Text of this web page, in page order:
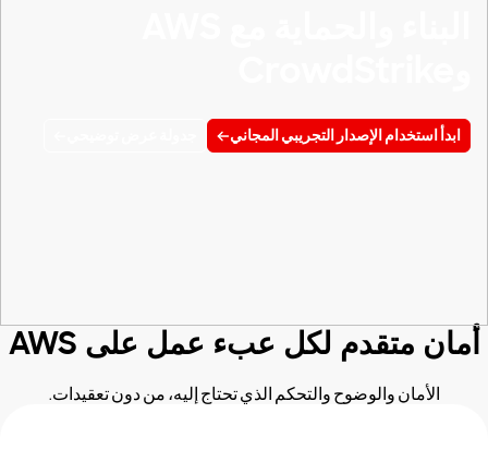
ابدأ استخدام الإصدار التجريبي المجاني
أمان متقدم لكل عبء عمل على AWS
الأمان والوضوح والتحكم الذي تحتاج إليه، من دون تعقيدات.